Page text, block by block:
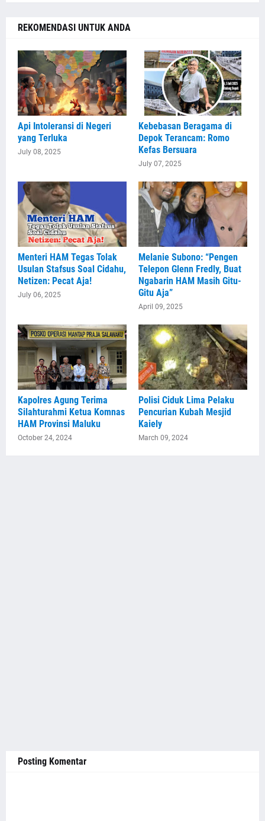
REKOMENDASI UNTUK ANDA
Api Intoleransi di Negeri
yang Terluka
July 08, 2025
Kebebasan Beragama di
Depok Terancam: Romo
Kefas Bersuara
July 07, 2025
Menteri HAM Tegas Tolak
Usulan Stafsus Soal Cidahu,
Netizen: Pecat Aja!
July 06, 2025
Melanie Subono: “Pengen
Telepon Glenn Fredly, Buat
Ngabarin HAM Masih Gitu-
Gitu Aja”
April 09, 2025
Kapolres Agung Terima
Silahturahmi Ketua Komnas
HAM Provinsi Maluku
October 24, 2024
Polisi Ciduk Lima Pelaku
Pencurian Kubah Mesjid
Kaiely
March 09, 2024
Posting Komentar